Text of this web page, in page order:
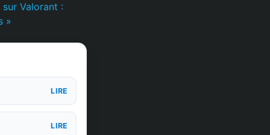
Valorant :
»
LIRE
LIRE